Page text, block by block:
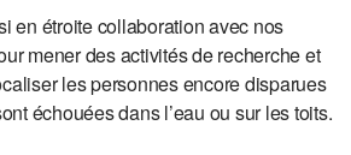
en étroite collaboration avec nos
mener des activités de recherche et
les personnes encore disparues
échouées dans l’eau ou sur les toits.